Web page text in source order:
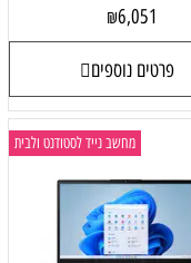
₪6,051
פרטים נוספים
מחשב נייד לסטודנט ולבית